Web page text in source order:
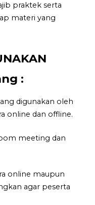
praktek serta
materi yang
:
digunakan oleh
online dan offline.
meeting dan
online maupun
agar peserta